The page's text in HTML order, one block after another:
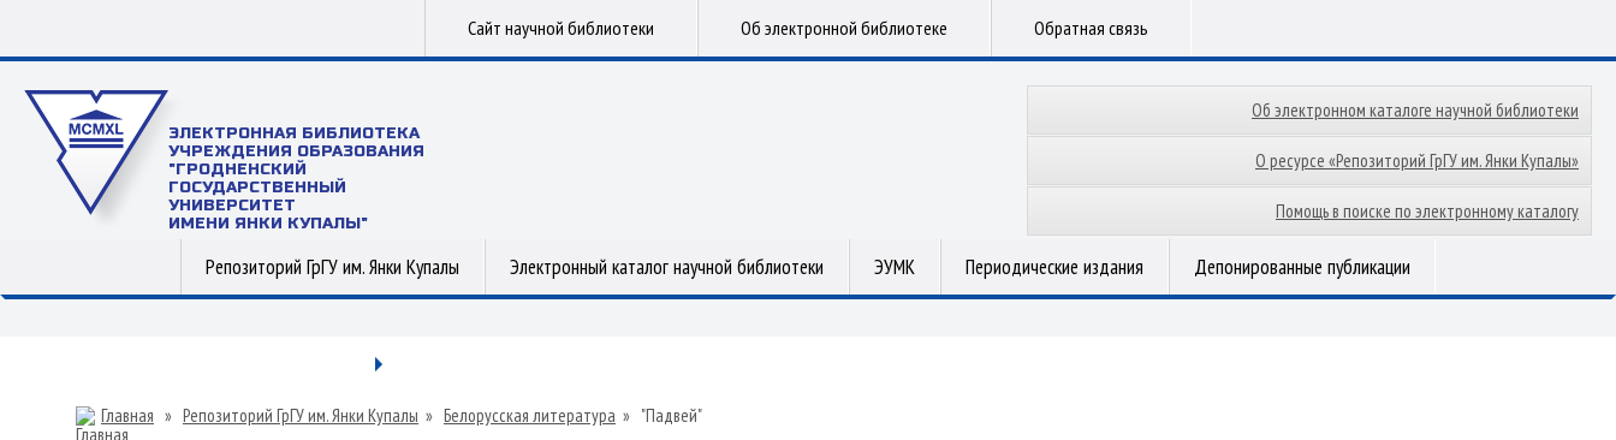
Сайт научной библиотеки Об электронной библиотеке Обратная связь
ЭЛЕКТРОННАЯ БИБЛИОТЕКА
УЧРЕЖДЕНИЯ ОБРАЗОВАНИЯ
"ГРОДНЕНСКИЙ
ГОСУДАРСТВЕННЫЙ
УНИВЕРСИТЕТ
ИМЕНИ ЯНКИ КУПАЛЫ"
Об электронном каталоге научной библиотеки
О ресурсе «Репозиторий ГрГУ им. Янки Купалы»
Помощь в поиске по электронному каталогу
Репозиторий ГрГУ им. Янки Купалы Электронный каталог научной библиотеки ЭУМК Периодические издания Депонированные публикации
Главная » Репозиторий ГрГУ им. Янки Купалы » Белорусская литература » "Падвей"